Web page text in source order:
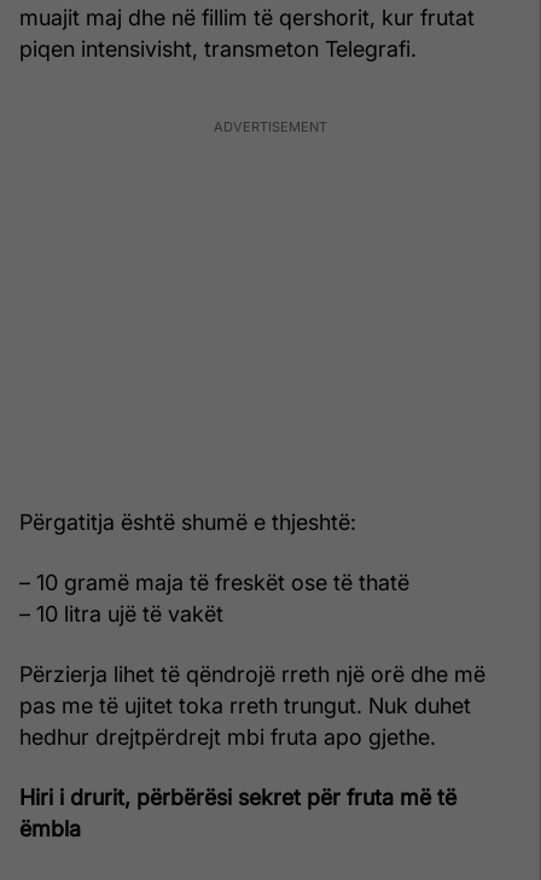
muajit maj dhe në fillim të qershorit, kur frutat
piqen intensivisht, transmeton Telegrafi.
Përgatitja është shumë e thjeshtë:
– 10 gramë maja të freskët ose të thatë
– 10 litra ujë të vakët
Përzierja lihet të qëndrojë rreth një orë dhe më
pas me të ujitet toka rreth trungut. Nuk duhet
hedhur drejtpërdrejt mbi fruta apo gjethe.
Hiri i drurit, përbërësi sekret për fruta më të
ëmbla